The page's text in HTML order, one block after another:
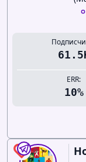
ERR:
10%
0